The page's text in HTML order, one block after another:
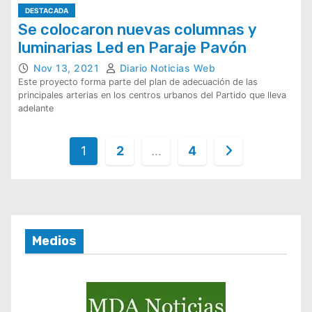
DESTACADA
Se colocaron nuevas columnas y
luminarias Led en Paraje Pavón
Nov 13, 2021 Diario Noticias Web
Este proyecto forma parte del plan de adecuación de las
principales arterias en los centros urbanos del Partido que lleva
adelante
a
n
a
1 2 … 4
Medios